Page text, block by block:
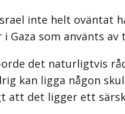
inte helt oväntat
Gaza som använts av
det naturligtvis
kan ligga någon
att det ligger ett